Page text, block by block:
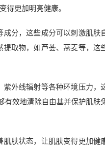
得更加明亮健康。
分，这些成分可以刺激肌肤
取物，如芦荟、燕麦等，这
外线辐射等各种环境压力，
有效地清除自由基并保护肌肤
肤状态，让肌肤变得更加健